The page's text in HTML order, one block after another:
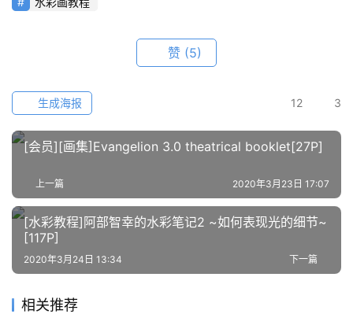
关
站
赞 (5)
12 3
生成海报
[会员][画集]Evangelion 3.0 theatrical booklet[27P]
上一篇 2020年3月23日 17:07
[水彩教程]阿部智幸的水彩笔记2 ~如何表现光的细节~
[117P]
下一篇
2020年3月24日 13:34
相关推荐